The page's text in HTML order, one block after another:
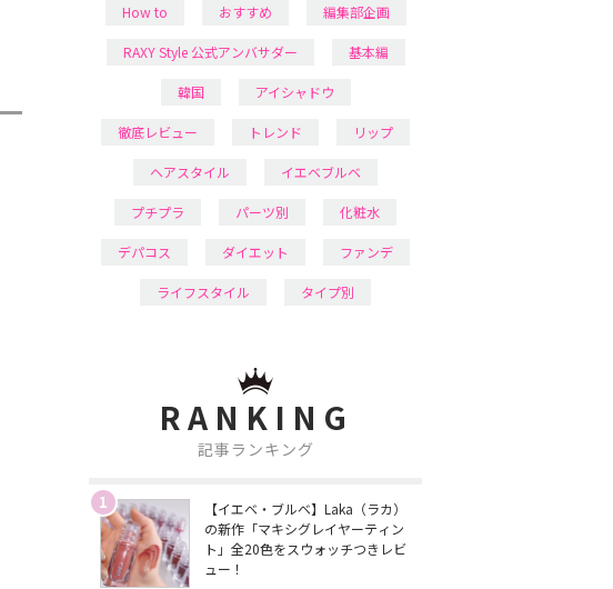
How to おすすめ 編集部企画
RAXY Style 公式アンバサダー 基本編
韓国 アイシャドウ
徹底レビュー トレンド リップ
ヘアスタイル イエベブルベ
プチプラ パーツ別 化粧水
デパコス ダイエット ファンデ
ライフスタイル タイプ別
RANKING
記事ランキング
1
【イエベ・ブルベ】Laka（ラカ）
の新作「マキシグレイヤーティン
ト」全20色をスウォッチつきレビ
ュー！